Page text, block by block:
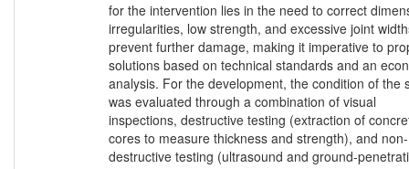
for the intervention lies in the need to correct
irregularities, low strength, and excessive joint
prevent further damage, making it imperative to
solutions based on technical standards and an
analysis. For the development, the condition of the
was evaluated through a combination of visual
inspections, destructive testing (extraction of
cores to measure thickness and strength), and non-
destructive testing (ultrasound and ground-